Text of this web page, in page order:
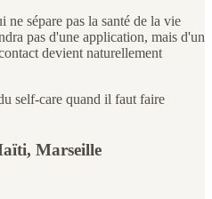
sépare pas la santé de la vie
pas d'une application, mais d'un
devient naturellement
self-care quand il faut faire
Marseille